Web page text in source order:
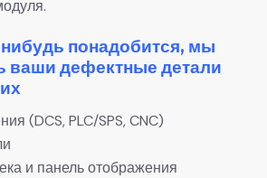
понадобится, мы
ваши дефектные детали
(DCS, PLC/SPS, CNC)
и панель отображения